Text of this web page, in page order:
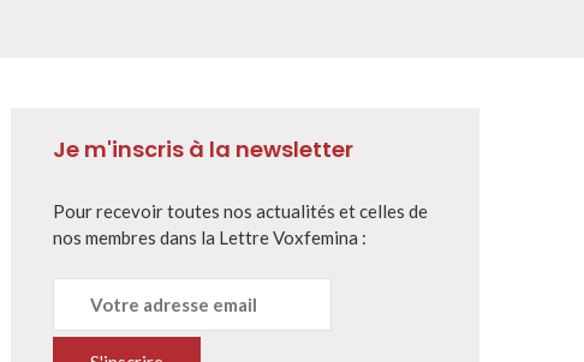
Je m'inscris à la newsletter
Pour recevoir toutes nos actualités et celles de
nos membres dans la Lettre Voxfemina :